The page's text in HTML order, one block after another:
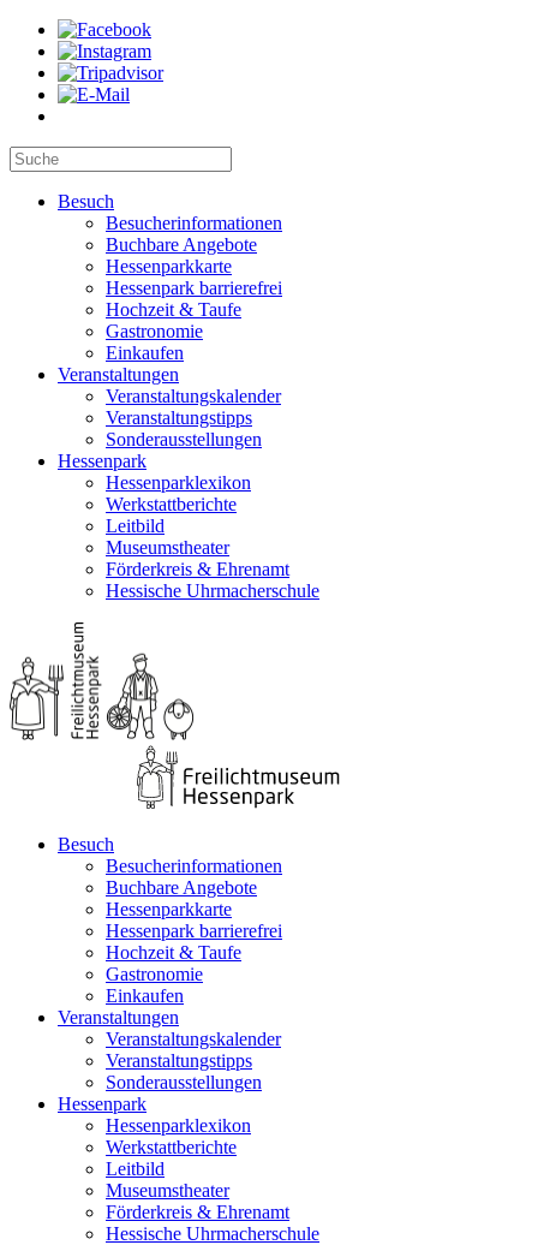
Besuch
Besucherinformationen
Buchbare Angebote
Hessenparkkarte
Hessenpark barrierefrei
Hochzeit & Taufe
Gastronomie
Einkaufen
Veranstaltungen
Veranstaltungskalender
Veranstaltungstipps
Sonderausstellungen
Hessenpark
Hessenparklexikon
Werkstattberichte
Leitbild
Museumstheater
Förderkreis & Ehrenamt
Hessische Uhrmacherschule
Besuch
Besucherinformationen
Buchbare Angebote
Hessenparkkarte
Hessenpark barrierefrei
Hochzeit & Taufe
Gastronomie
Einkaufen
Veranstaltungen
Veranstaltungskalender
Veranstaltungstipps
Sonderausstellungen
Hessenpark
Hessenparklexikon
Werkstattberichte
Leitbild
Museumstheater
Förderkreis & Ehrenamt
Hessische Uhrmacherschule